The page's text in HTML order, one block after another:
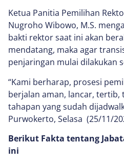
Ketua Panitia Pemilihan
Nugroho Wibowo, M.S.
bakti rektor saat ini akan
mendatang, maka agar
penjaringan mulai dilakukan
“Kami berharap, prosesi
berjalan aman, lancar,
tahapan yang sudah
Purwokerto, Selasa (25/11/
Berikut Fakta tentang
ini